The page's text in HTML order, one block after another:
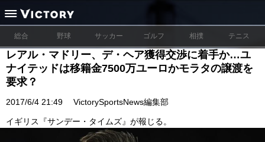
総合 野球 サッカー ゴルフ 相撲 テニス
レアル・マドリー、デ・ヘア獲得交渉に着手か…ユ
ナイテッドは移籍金7500万ユーロかモラタの譲渡を
要求？
2017/6/4 21:49 VictorySportsNews編集部
イギリス『サンデー・タイムズ』が報じる。